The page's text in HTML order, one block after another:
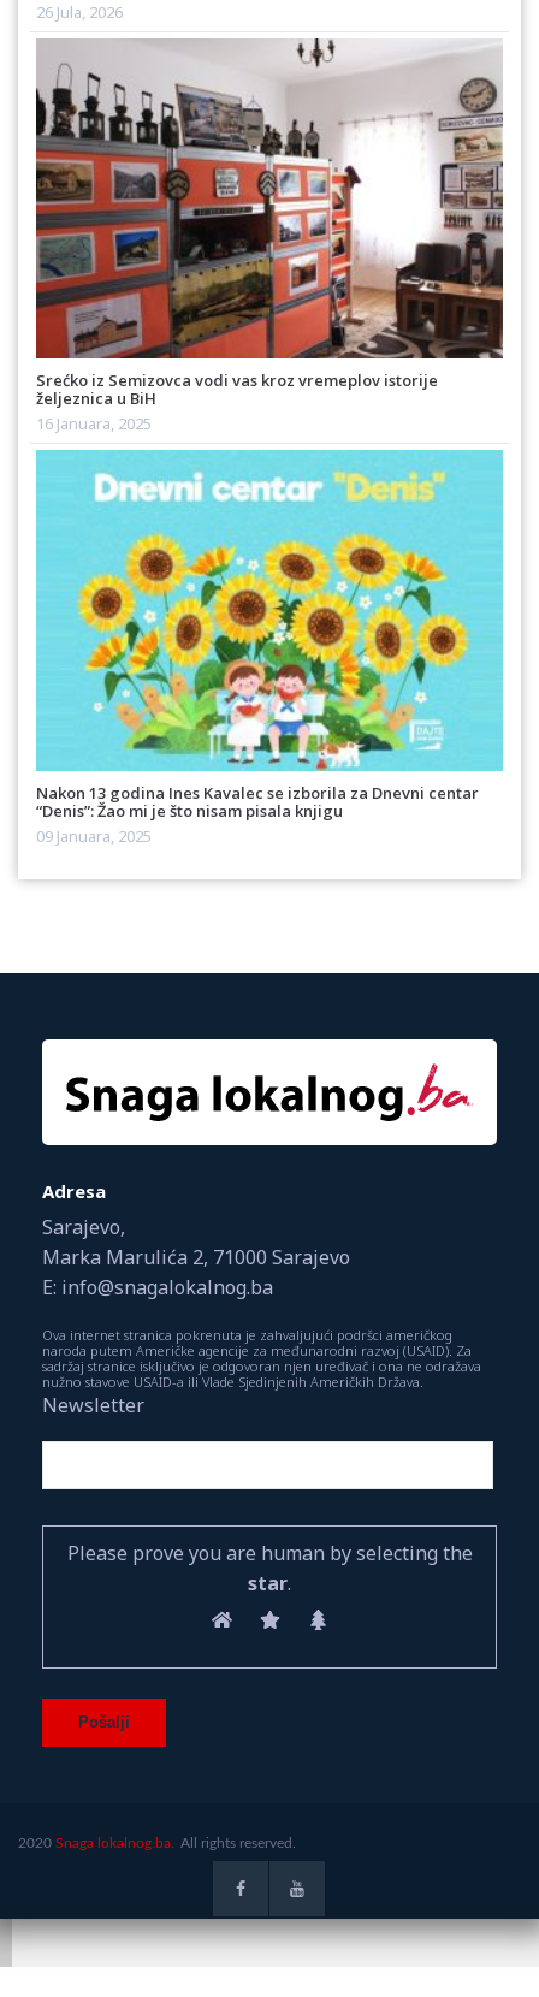
26 Jula, 2026
Srećko iz Semizovca vodi vas kroz vremeplov istorije
željeznica u BiH
16 Januara, 2025
Nakon 13 godina Ines Kavalec se izborila za Dnevni centar
“Denis”: Žao mi je što nisam pisala knjigu
09 Januara, 2025
Adresa
Sarajevo,
Marka Marulića 2, 71000 Sarajevo
E: info@snagalokalnog.ba
Ova internet stranica pokrenuta je zahvaljujući podršci američkog
naroda putem Američke agencije za međunarodni razvoj (USAID). Za
sadržaj stranice isključivo je odgovoran njen uređivač i ona ne odražava
nužno stavove USAID-a ili Vlade Sjedinjenih Američkih Država.
Newsletter
Please prove you are human by selecting the
star.
2020 Snaga lokalnog.ba. All rights reserved.